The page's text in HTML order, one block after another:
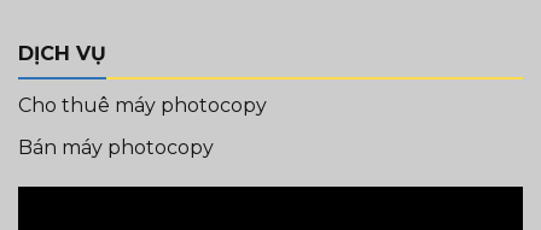
DỊCH VỤ
Cho thuê máy photocopy
Bán máy photocopy